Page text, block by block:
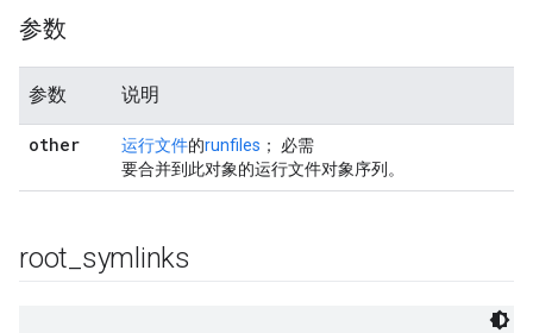
参数
参数 说明
other 运行文件的runfiles ； 必需
要合并到此对象的运行文件对象序列。
root symlinks